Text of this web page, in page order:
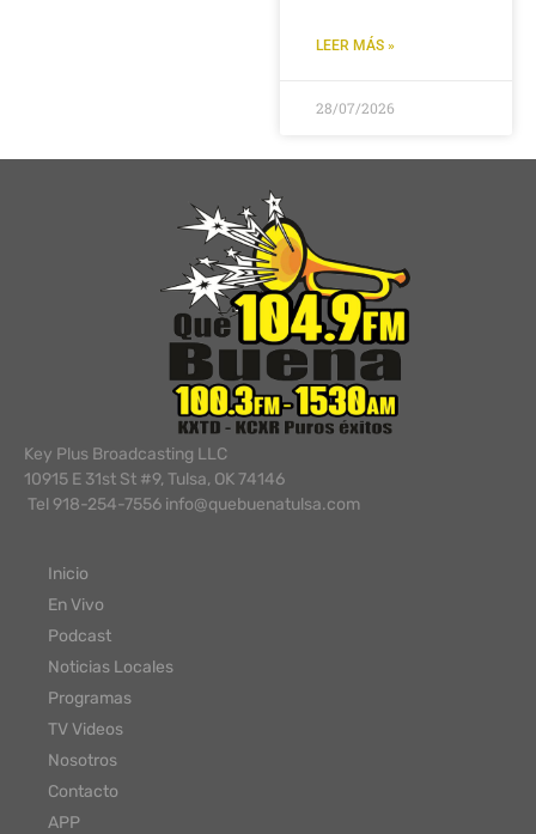
LEER MÁS »
28/07/2026
Key Plus Broadcasting LLC
10915 E 31st St #9, Tulsa, OK 74146
Tel 918-254-7556 info@quebuenatulsa.com
Inicio
En Vivo
Podcast
Noticias Locales
Programas
TV Videos
Nosotros
Contacto
APP